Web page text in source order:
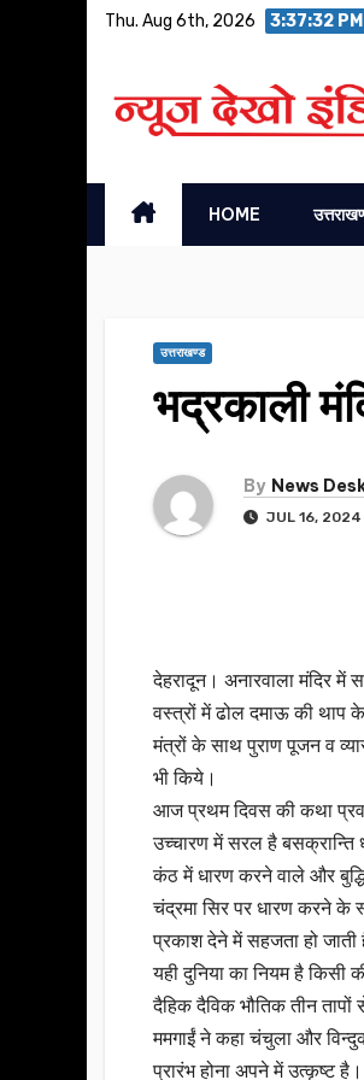
Thu. Aug 6th, 2026 3:37:33 PM
HOME
उत्तराखण्ड
भद्रकाली
By News
JUL 16, 2024
देहरादून। अनारवाला मंदिर में
वस्त्रों में ढोल दमाऊ की थाप के
मंत्रों के साथ पुराण पूजन व
भी किये।
आज प्रथम दिवस की कथा
उच्चारण में सरल है बसक्रान्ति
कंठ में धारण करने वाले और
चंद्रमा सिर पर धारण करने के
प्रकाश देने में सहजता हो जाती
यही दुनिया का नियम है
दैहिक दैविक भौतिक तीन
ममगाईं ने कहा चंचुला और
प्रारंभ होना अपने में उत्कृष्ट है।